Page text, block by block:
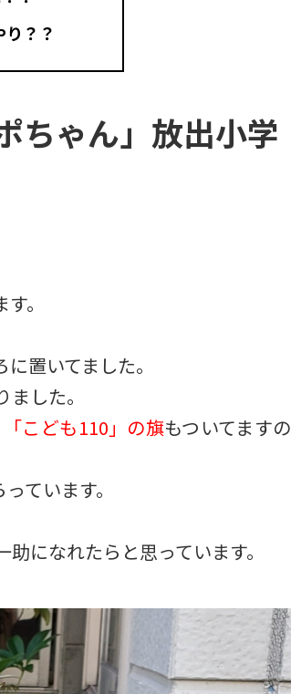
？？
ちゃん」放出小学
。
置いてました。
した。
「こども110」の旗もついてますの
ています。
になれたらと思っています。